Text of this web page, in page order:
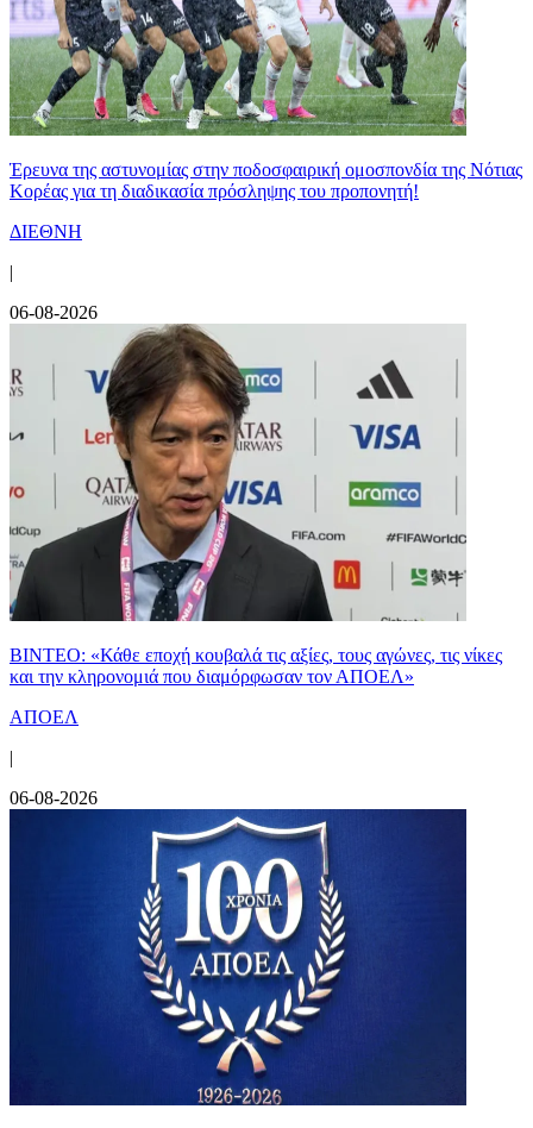
Έρευνα της αστυνομίας στην ποδοσφαιρική ομοσπονδία της Νότιας
Κορέας για τη διαδικασία πρόσληψης του προπονητή!
ΔΙΕΘΝΗ
|
06-08-2026
ΒΙΝΤΕΟ: «Κάθε εποχή κουβαλά τις αξίες, τους αγώνες, τις νίκες
και την κληρονομιά που διαμόρφωσαν τον ΑΠΟΕΛ»
ΑΠΟΕΛ
|
06-08-2026